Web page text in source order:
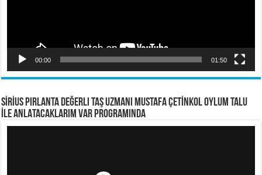
00:00 01:50
SİRİUS PIRLANTA Değerli Taş Uzmanı Mustafa ÇETİNKOL OYLUM TALU
İLE ANLATACAKLARIM VAR PROGRAMINDA